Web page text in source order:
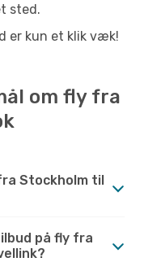
sted.
er kun et klik væk!
om fly fra
Stockholm til
på fly fra